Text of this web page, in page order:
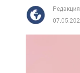
Редакция